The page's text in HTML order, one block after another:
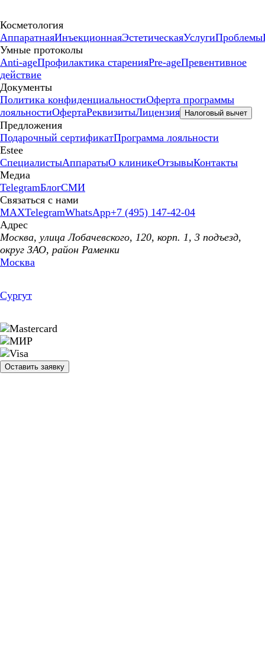
Косметология
АппаратнаяИнъекционнаяЭстетическаяУслугиПроблемы
Умные протоколы
Anti-ageПрофилактика старенияPre-ageПревентивное
действие
Документы
Политика конфиденциальностиОферта программы
лояльностиОфертаРеквизитыЛицензия Налоговый вычет
Предложения
Подарочный сертификатПрограмма лояльности
Estee
СпециалистыАппаратыО клиникеОтзывыКонтакты
Медиа
TelegramБлогСМИ
Связаться с нами
MAXTelegramWhatsApp+7 (495) 147-42-04
Адрес
Москва, улица Лобачевского, 120, корп. 1, 3 подъезд,
округ ЗАО, район Раменки
Москва
Сургут
Оставить заявку